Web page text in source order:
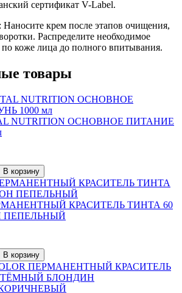
сертификат V-Label.
крем после этапов очищения,
Распределите необходимое
по коже лица до полного впитывания.
товары
NUTRITION ОСНОВНОЕ ПИТАНИЕ
В корзину
КРАСИТЕЛЬ ТИНТА 60
ПЕПЕЛЬНЫЙ
В корзину